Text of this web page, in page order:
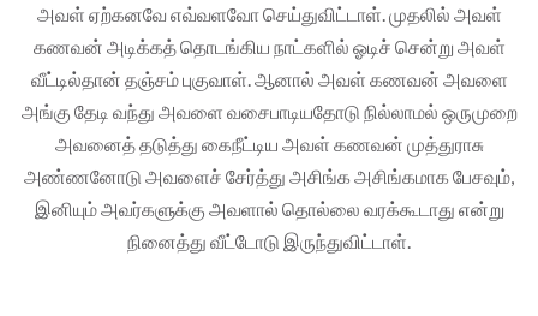
அவள் ஏற்கனவே எவ்வளவோ செய்துவிட்டாள்‌. முதலில் அவள்
கணவன் அடிக்கத் தொடங்கிய நாட்களில் ஓடிச் சென்று அவள்
வீட்டில்தான் தஞ்சம் புகுவாள். ஆனால் அவள் கணவன் அவளை
அங்கு தேடி வந்து அவளை வசைபாடியதோடு நில்லாமல் ஒருமுறை
அவனைத் தடுத்து கைநீட்டிய அவள் கணவன் முத்துராசு
அண்ணனோடு அவளைச் சேர்த்து அசிங்க அசிங்கமாக பேசவும்,
இனியும் அவர்களுக்கு அவளால் தொல்லை வரக்கூடாது என்று
நினைத்து வீட்டோடு இருந்துவிட்டாள்.